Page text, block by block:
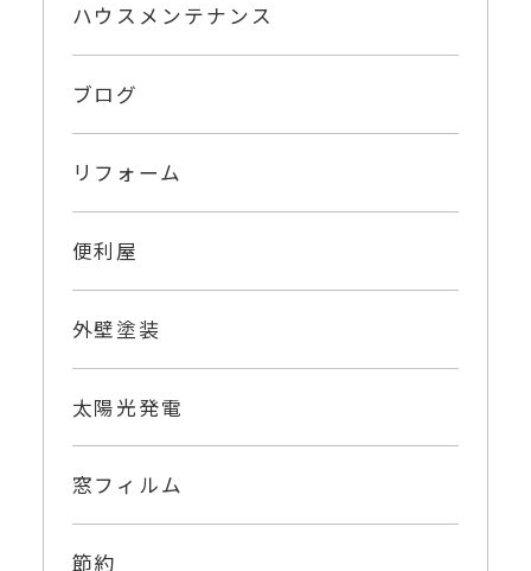
ハウスメンテナンス
ブログ
リフォーム
便利屋
外壁塗装
太陽光発電
窓フィルム
節約